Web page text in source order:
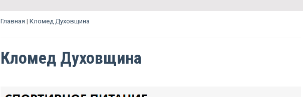
Главная | Кломед Духовщина
Кломед Духовщина